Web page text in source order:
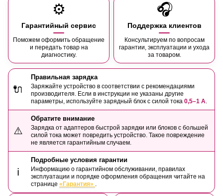
⚙️
Гарантийный сервис
Поможем оформить обращение
и передать товар на
диагностику.
🎧
Поддержка клиентов
Консультируем по вопросам
гарантии, эксплуатации и ухода
за товаром.
🔌
Правильная зарядка
Заряжайте устройство в соответствии с рекомендациями
производителя. Если в инструкции не указаны другие
параметры, используйте зарядный блок с силой тока 0,5–1 А.
⚠️
Обратите внимание
Зарядка от адаптеров быстрой зарядки или блоков с большей
силой тока может повредить устройство. Такое повреждение
не является гарантийным случаем.
ℹ️
Подробные условия гарантии
Информацию о гарантийном обслуживании, правилах
эксплуатации и порядке оформления обращения читайте на
странице «Гарантия» .